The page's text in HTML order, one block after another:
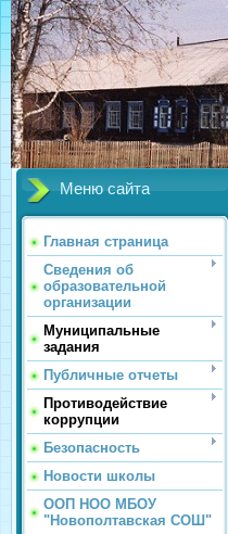
Меню сайта
Главная страница
Сведения об
образовательной
организации
Муниципальные
задания
Публичные отчеты
Противодействие
коррупции
Безопасность
Новости школы
ООП НОО МБОУ
"Новополтавская СОШ"